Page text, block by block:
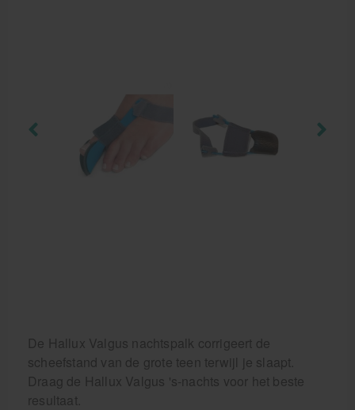
De Hallux Valgus nachtspalk corrigeert de
scheefstand van de grote teen terwijl je slaapt.
Draag de Hallux Valgus 's-nachts voor het beste
resultaat.